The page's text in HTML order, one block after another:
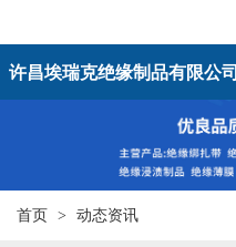
许昌埃瑞克绝缘制品有限公司
首页 动态资讯